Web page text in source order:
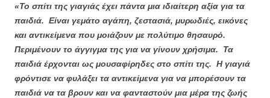
«Το σπίτι της γιαγιάς έχει πάντα μια ιδιαίτερη αξία για τα
παιδιά. Είναι γεμάτο αγάπη, ζεστασιά, μυρωδιές, εικόνες
και αντικείμενα που μοιάζουν με πολύτιμο θησαυρό.
Περιμένουν το άγγιγμα της για να γίνουν χρήσιμα. Τα
παιδιά έρχονται ως μουσαφίρηδες στο σπίτι της. Η γιαγιά
φρόντισε να φυλάξει τα αντικείμενα για να μπορέσουν τα
παιδιά να τα βρουν και να φανταστούν μια μέρα της ζωής